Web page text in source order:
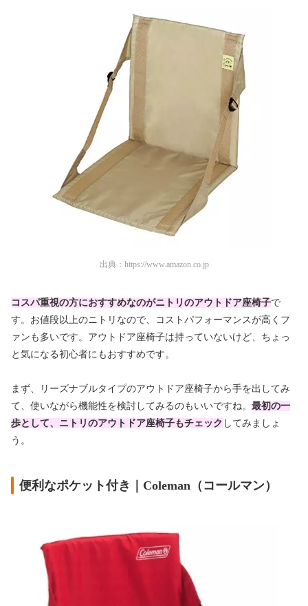
出典： https://www.amazon.co.jp
コスパ重視の方におすすめなのがニトリのアウトドア座椅子で
す。お値段以上のニトリなので、コストパフォーマンスが高くフ
ァンも多いです。アウトドア座椅子は持っていないけど、 ちょっ
と気になる初心者にもおすすめです。
まず、リーズナブルタイプのアウトドア座椅子から手を出してみ
て、使いながら機能性を検討してみるのもいいですね。 最初の一
歩として、ニトリのアウトドア座椅子もチェック してみましょ
う。
便利なポケット付き｜Coleman（コールマン）